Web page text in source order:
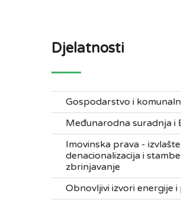
Djelatnosti
Gospodarstvo i
Međunarodna suradnja i
Imovinska prava -
denacionalizacija i
zbrinjavanje
Obnovljivi izvori energije